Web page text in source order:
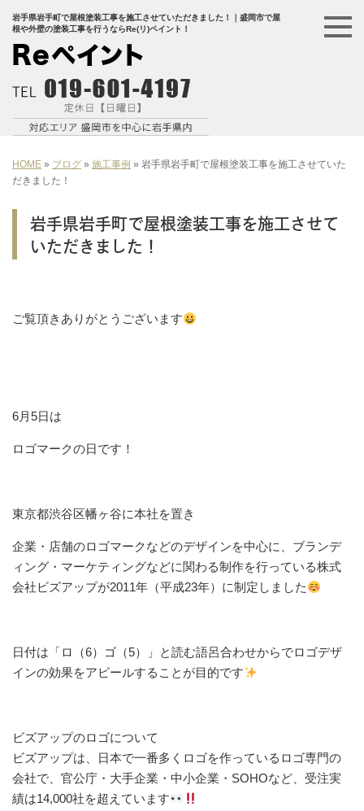
岩手県岩手町で屋根塗装工事を施工させていただきました！｜盛岡市で屋
根や外壁の塗装工事を行うならRe(リ)ペイント！
HOME » ブログ » 施工事例 » 岩手県岩手町で屋根塗装工事を施工させていた
だきました！
岩手県岩手町で屋根塗装工事を施工させて
いただきました！
ご覧頂きありがとうございます
6月5日は
ロゴマークの日です！
東京都渋谷区幡ヶ谷に本社を置き
企業・店舗のロゴマークなどのデザインを中心に、ブランデ
ィング・マーケティングなどに関わる制作を行っている株式
会社ビズアップが2011年（平成23年）に制定しました
日付は「ロ（6）ゴ（5）」と読む語呂合わせからでロゴデザ
インの効果をアピールすることが目的です
ビズアップのロゴについて
ビズアップは、日本で一番多くロゴを作っているロゴ専門の
会社で、官公庁・大手企業・中小企業・SOHOなど、受注実
績は14,000社を超えています